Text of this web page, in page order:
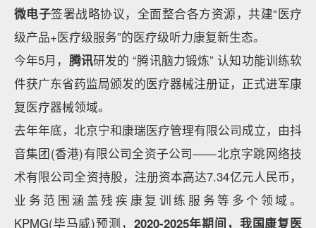
微电子签署战略协议，全面整合各方资源，共建“医疗
级产品+医疗级服务”的医疗级听力康复新生态。
今年5月， 腾讯研发的 “腾讯脑力锻炼” 认知功能训练软
件获广东省药监局颁发的医疗器械注册证，正式进军康
复医疗器械领域。
去年年底，北京宁和康瑞医疗管理有限公司成立，由抖
音集团(香港)有限公司全资子公司——北京字跳网络技
术有限公司全资持股，注册资本高达7.34亿元人民币，
业务范围涵盖残疾康复训练服务等多个领域。
KPMG(毕马威)预测， 2020-2025年期间，我国康复医